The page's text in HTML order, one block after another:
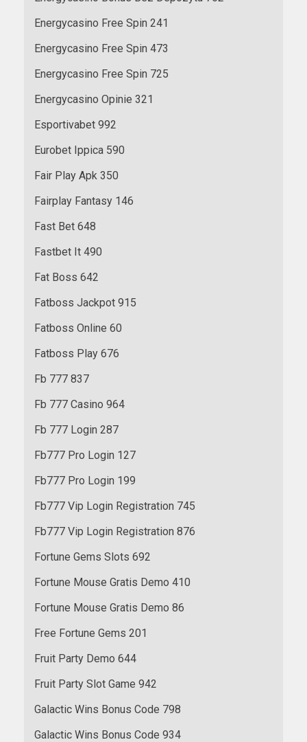
Energycasino Free Spin 241
Energycasino Free Spin 473
Energycasino Free Spin 725
Energycasino Opinie 321
Esportivabet 992
Eurobet Ippica 590
Fair Play Apk 350
Fairplay Fantasy 146
Fast Bet 648
Fastbet It 490
Fat Boss 642
Fatboss Jackpot 915
Fatboss Online 60
Fatboss Play 676
Fb 777 837
Fb 777 Casino 964
Fb 777 Login 287
Fb777 Pro Login 127
Fb777 Pro Login 199
Fb777 Vip Login Registration 745
Fb777 Vip Login Registration 876
Fortune Gems Slots 692
Fortune Mouse Gratis Demo 410
Fortune Mouse Gratis Demo 86
Free Fortune Gems 201
Fruit Party Demo 644
Fruit Party Slot Game 942
Galactic Wins Bonus Code 798
Galactic Wins Bonus Code 934